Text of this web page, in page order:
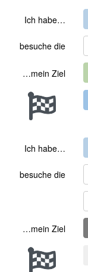
Ich habe…
besuche die
…mein Ziel
Ich habe…
besuche die
…mein Ziel